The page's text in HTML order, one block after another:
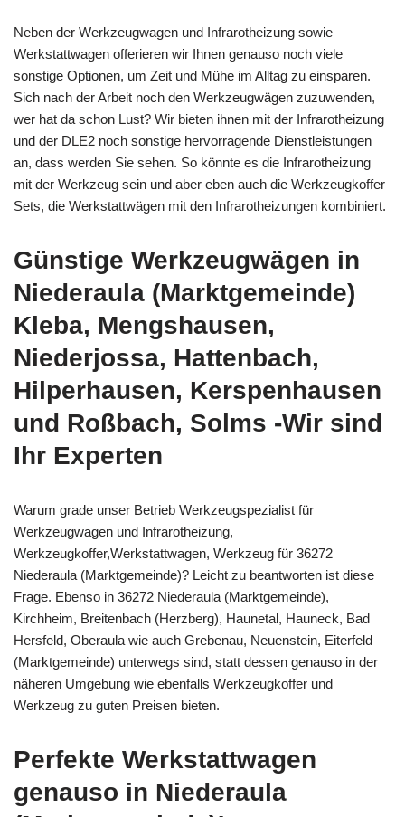
Neben der Werkzeugwagen und Infrarotheizung sowie
Werkstattwagen offerieren wir Ihnen genauso noch viele
sonstige Optionen, um Zeit und Mühe im Alltag zu einsparen.
Sich nach der Arbeit noch den Werkzeugwägen zuzuwenden,
wer hat da schon Lust? Wir bieten ihnen mit der Infrarotheizung
und der DLE2 noch sonstige hervorragende Dienstleistungen
an, dass werden Sie sehen. So könnte es die Infrarotheizung
mit der Werkzeug sein und aber eben auch die Werkzeugkoffer
Sets, die Werkstattwägen mit den Infrarotheizungen kombiniert.
Günstige Werkzeugwägen in
Niederaula (Marktgemeinde)
Kleba, Mengshausen,
Niederjossa, Hattenbach,
Hilperhausen, Kerspenhausen
und Roßbach, Solms -Wir sind
Ihr Experten
Warum grade unser Betrieb Werkzeugspezialist für
Werkzeugwagen und Infrarotheizung,
Werkzeugkoffer,Werkstattwagen, Werkzeug für 36272
Niederaula (Marktgemeinde)? Leicht zu beantworten ist diese
Frage. Ebenso in 36272 Niederaula (Marktgemeinde),
Kirchheim, Breitenbach (Herzberg), Haunetal, Hauneck, Bad
Hersfeld, Oberaula wie auch Grebenau, Neuenstein, Eiterfeld
(Marktgemeinde) unterwegs sind, statt dessen genauso in der
näheren Umgebung wie ebenfalls Werkzeugkoffer und
Werkzeug zu guten Preisen bieten.
Perfekte Werkstattwagen
genauso in Niederaula